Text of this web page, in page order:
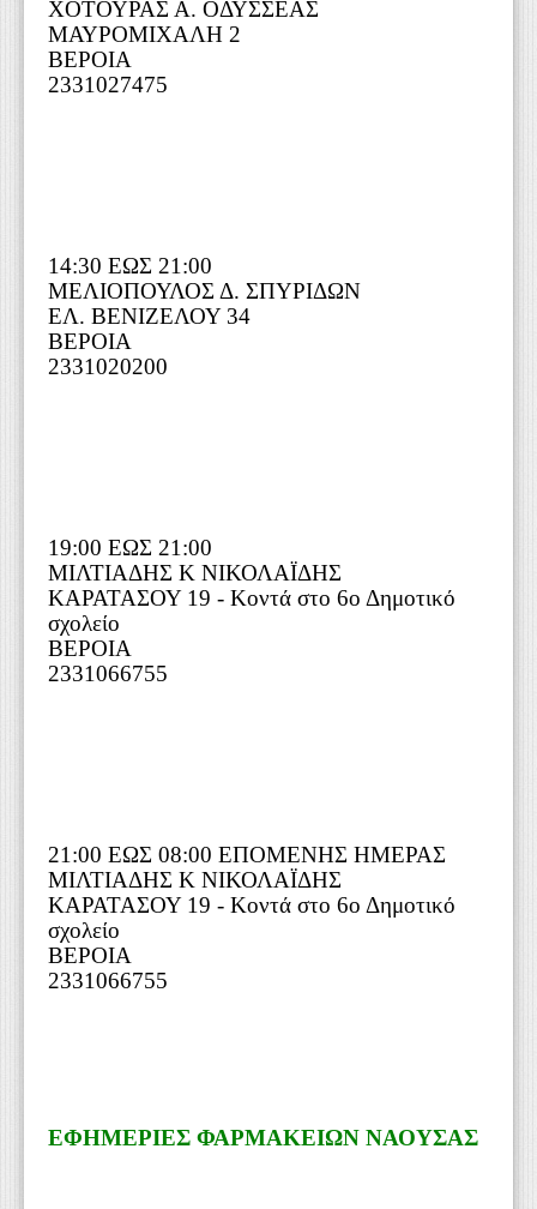
ΧΟΤΟΥΡΑΣ Α. ΟΔΥΣΣΕΑΣ
ΜΑΥΡΟΜΙΧΑΛΗ 2
ΒΕΡΟΙΑ
2331027475
14:30 ΕΩΣ 21:00
ΜΕΛΙΟΠΟΥΛΟΣ Δ. ΣΠΥΡΙΔΩΝ
ΕΛ. ΒΕΝΙΖΕΛΟΥ 34
ΒΕΡΟΙΑ
2331020200
19:00 ΕΩΣ 21:00
ΜΙΛΤΙΑΔΗΣ Κ ΝΙΚΟΛΑΪΔΗΣ
ΚΑΡΑΤΑΣΟΥ 19 - Κοντά στο 6ο Δημοτικό
σχολείο
ΒΕΡΟΙΑ
2331066755
21:00 ΕΩΣ 08:00 ΕΠΟΜΕΝΗΣ ΗΜΕΡΑΣ
ΜΙΛΤΙΑΔΗΣ Κ ΝΙΚΟΛΑΪΔΗΣ
ΚΑΡΑΤΑΣΟΥ 19 - Κοντά στο 6ο Δημοτικό
σχολείο
ΒΕΡΟΙΑ
2331066755
ΕΦΗΜΕΡΙΕΣ ΦΑΡΜΑΚΕΙΩΝ ΝΑΟΥΣΑΣ